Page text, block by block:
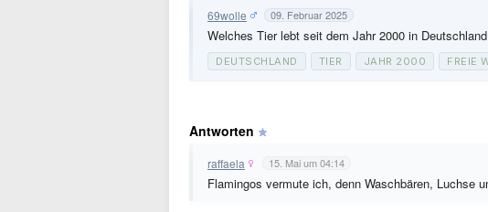
69wolle 09. Februar 2025
Welches Tier lebt seit dem Jahr 2000 in
DEUTSCHLAND TIER JAHR 2000 FREIE
Antworten
raffaela 15. Mai um 04:14
Flamingos vermute ich, denn Waschbären, Luchse